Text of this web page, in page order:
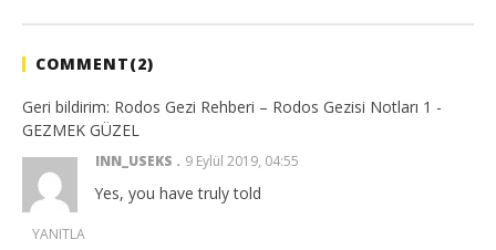
COMMENT(2)
Geri bildirim: Rodos Gezi Rehberi – Rodos Gezisi Notları 1 -
GEZMEK GÜZEL
INN_USEKS 9 Eylül 2019, 04:55
Yes, you have truly told
YANITLA